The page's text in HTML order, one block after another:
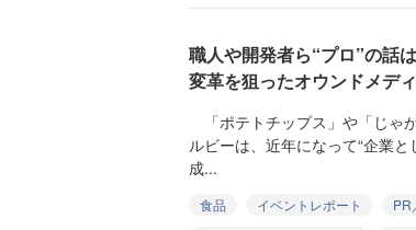
職人や開発者ら“プロ”の話
変革を狙ったオウンドメデ
「ポテトチップス」や「じゃ
ルビーは、近年になって“企業と
成...
食品 イベントレポート
PR